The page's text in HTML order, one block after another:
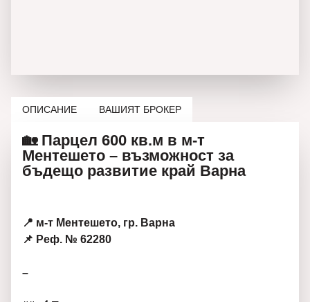
ОПИСАНИЕ ВАШИЯТ БРОКЕР
🏡 Парцел 600 кв.м в м-т
Ментешето – възможност за
бъдещо развитие край Варна
📍 м-т Ментешето, гр. Варна
📌 Реф. № 62280
–